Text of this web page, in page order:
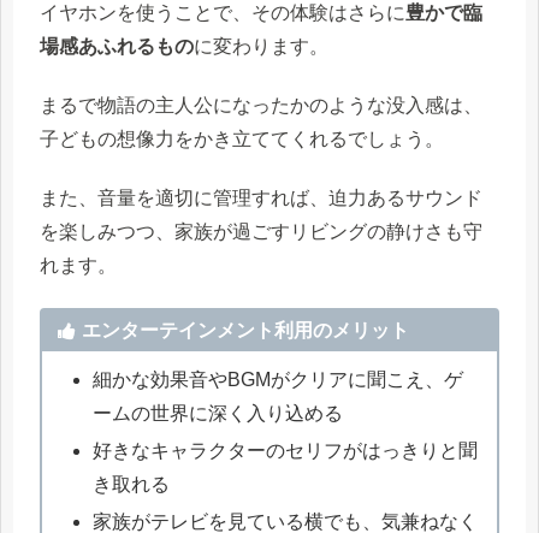
イヤホンを使うことで、その体験はさらに豊かで臨
場感あふれるものに変わります。
まるで物語の主人公になったかのような没入感は、
子どもの想像力をかき立ててくれるでしょう。
また、音量を適切に管理すれば、迫力あるサウンド
を楽しみつつ、家族が過ごすリビングの静けさも守
れます。
エンターテインメント利用のメリット
細かな効果音やBGMがクリアに聞こえ、ゲ
ームの世界に深く入り込める
好きなキャラクターのセリフがはっきりと聞
き取れる
家族がテレビを見ている横でも、気兼ねなく